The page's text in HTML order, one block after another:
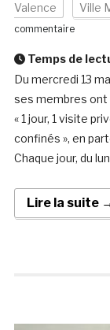
Valence Ville
commentaire
Temps de
Du mercredi 13
ses membres ont
« 1 jour, 1 visite
confinés », en
Chaque jour, du
Lire la suite